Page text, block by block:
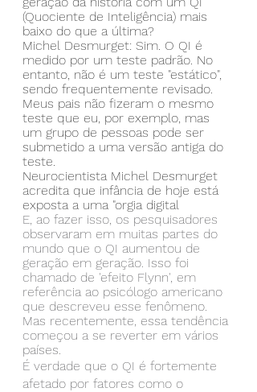
(Quociente de Inteligência) mais
baixo do que a última?
Michel Desmurget: Sim. O QI é
medido por um teste padrão. No
entanto, não é um teste "estático",
sendo frequentemente revisado.
Meus pais não fizeram o mesmo
teste que eu, por exemplo, mas
um grupo de pessoas pode ser
submetido a uma versão antiga do
teste.
Neurocientista Michel Desmurget
acredita que infância de hoje está
exposta a uma "orgia digital
E, ao fazer isso, os pesquisadores
observaram em muitas partes do
mundo que o QI aumentou de
geração em geração. Isso foi
chamado de 'efeito Flynn', em
referência ao psicólogo americano
que descreveu esse fenômeno.
Mas recentemente, essa tendência
começou a se reverter em vários
países.
É verdade que o QI é fortemente
afetado por fatores como o